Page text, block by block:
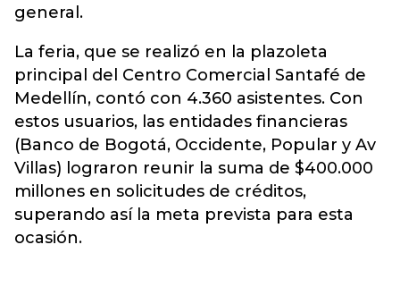
general.
La feria, que se realizó en la plazoleta
principal del Centro Comercial Santafé de
Medellín, contó con 4.360 asistentes. Con
estos usuarios, las entidades financieras
(Banco de Bogotá, Occidente, Popular y Av
Villas) lograron reunir la suma de $400.000
millones en solicitudes de créditos,
superando así la meta prevista para esta
ocasión.